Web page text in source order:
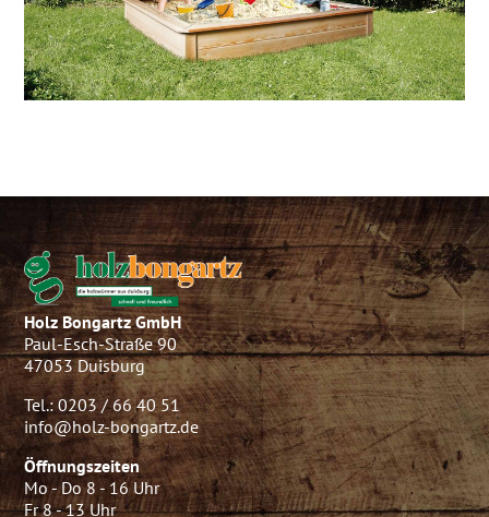
Holz Bongartz GmbH
Paul-Esch-Straße 90
47053 Duisburg
Tel.: 0203 / 66 40 51
info@holz-bongartz.de
Öffnungszeiten
Mo - Do 8 - 16 Uhr
Fr 8 - 13 Uhr